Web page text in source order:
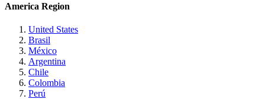
America Region
United States
Brasil
México
Argentina
Chile
Colombia
Perú